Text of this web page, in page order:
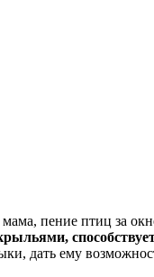
пение птиц за
дать ему